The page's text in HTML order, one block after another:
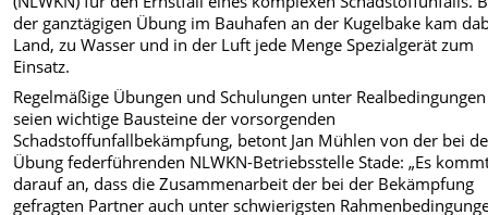
der ganztägigen Übung im Bauhafen an der Kugelbake kam
Land, zu Wasser und in der Luft jede Menge Spezialgerät zum
Einsatz.
Regelmäßige Übungen und Schulungen unter Realbedingungen
seien wichtige Bausteine der vorsorgenden
Schadstoffunfallbekämpfung, betont Jan Mühlen von der bei
Übung federführenden NLWKN-Betriebsstelle Stade: „Es
darauf an, dass die Zusammenarbeit der bei der Bekämpfung
gefragten Partner auch unter schwierigsten